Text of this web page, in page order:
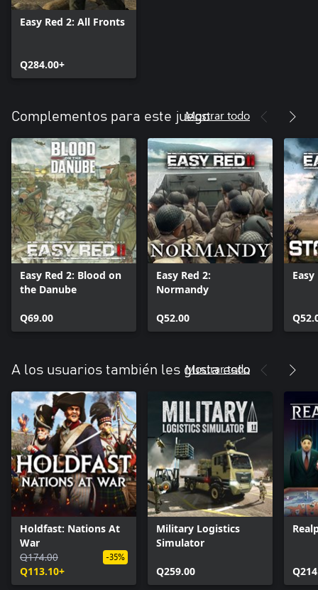
Easy Red 2: All Fronts
Q284.00+
Complementos para este juegoMostrar todo
Easy Red 2: Blood on
the Danube
Q69.00
Easy Red 2:
Normandy
Q52.00
A los usuarios también les gusta esto
Mostrar todo
Holdfast: Nations At
War
Q174.00
Q113.10+
-35%
Military Logistics
Simulator
Q259.00